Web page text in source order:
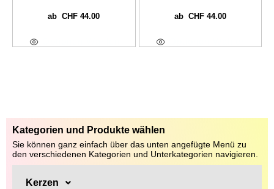
abCHF 44.00 ab CHF44.00
Kategorien und Produkte wählen
Sie können ganz einfach über das unten angefügte Menü zu
den verschiedenen Kategorien und Unterkategorien navigieren.
Kerzen